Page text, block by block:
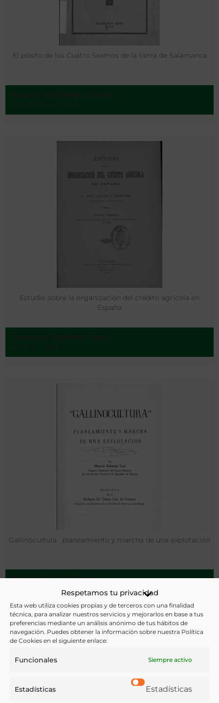
Respetamos tu privacidad
Esta web utiliza cookies propias y de terceros con una finalidad
técnica, para analizar nuestros servicios y mejorarlos en base a tus
preferencias mediante un análisis anónimo de tus hábitos de
navegación. Puedes obtener la información sobre nuestra Política
de Cookies en el siguiente enlace:
Funcionales Siempre activo
Estadísticas Estadísticas
El pósito de los Cuatro Sexmos de la tierra de Salamanca
Estudio sobre la organización del crédito agrícola en
España
Gallinocultura : planeamiento y marcha de una explotación
Rabanal Luis, Manuel
Palencia - 194-?